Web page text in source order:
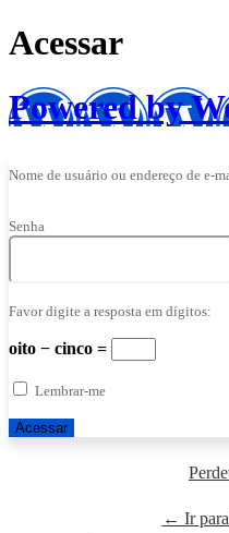
Acessar
Powered by
Nome de usuário ou endereço de e-
Senha
Favor digite a resposta em dígitos:
oito − cinco =
Lembrar-me
← Ir